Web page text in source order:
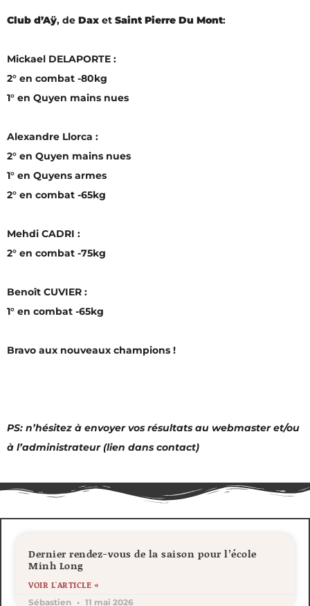
Club d’Aÿ, de Dax et Saint Pierre Du Mont:
Mickael DELAPORTE :
2° en combat -80kg
1° en Quyen mains nues
Alexandre Llorca :
2° en Quyen mains nues
1° en Quyens armes
2° en combat -65kg
Mehdi CADRI :
2° en combat -75kg
Benoît CUVIER :
1° en combat -65kg
Bravo aux nouveaux champions !
PS: n’hésitez à envoyer vos résultats au webmaster et/ou
à l’administrateur (lien dans contact)
Dernier rendez-vous de la saison pour l’école
Minh Long
VOIR L'ARTICLE »
Sébastien 11 mai 2026